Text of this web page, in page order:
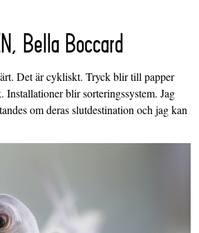
Bella Boccard
Det är cykliskt. Tryck blir till papper
blir sorteringssystem. Jag
om deras slutdestination och jag kan